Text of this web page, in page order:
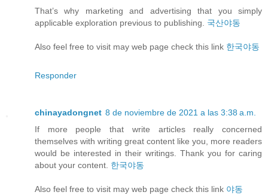
That’s why marketing and advertising that you simply
applicable exploration previous to publishing. 국산야동
Also feel free to visit may web page check this link 한국야동
Responder
chinayadongnet 8 de noviembre de 2021 a las 3:38 a.m.
If more people that write articles really concerned
themselves with writing great content like you, more readers
would be interested in their writings. Thank you for caring
about your content. 한국야동
Also feel free to visit may web page check this link 야동